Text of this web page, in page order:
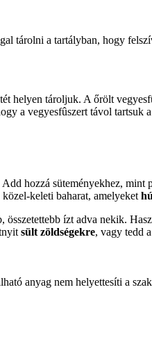
tárolni a tartályban, hogy
helyen tároljuk. A őrölt
a vegyesfûszert távol
hozzá süteményekhez,
közel-keleti baharat, amelyeket
összetettebb ízt adva nekik.
sült zöldségekre, vagy tedd
anyag nem helyettesíti a